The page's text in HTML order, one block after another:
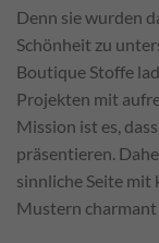
Denn sie wurden
Schönheit zu
Boutique Stoffe
Projekten mit
Mission ist es,
präsentieren.
sinnliche Seite mit
Mustern charmant